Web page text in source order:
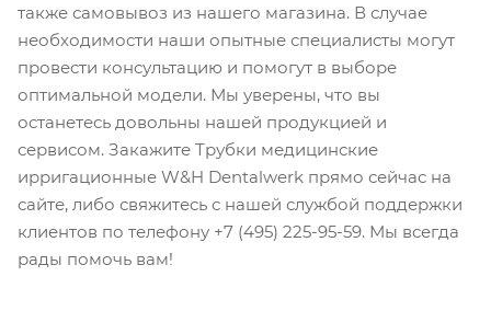
также самовывоз из нашего магазина. В случае
необходимости наши опытные специалисты могут
провести консультацию и помогут в выборе
оптимальной модели. Мы уверены, что вы
останетесь довольны нашей продукцией и
сервисом. Закажите Трубки медицинские
ирригационные W&H Dentalwerk прямо сейчас на
сайте, либо свяжитесь с нашей службой поддержки
клиентов по телефону +7 (495) 225-95-59. Мы всегда
рады помочь вам!